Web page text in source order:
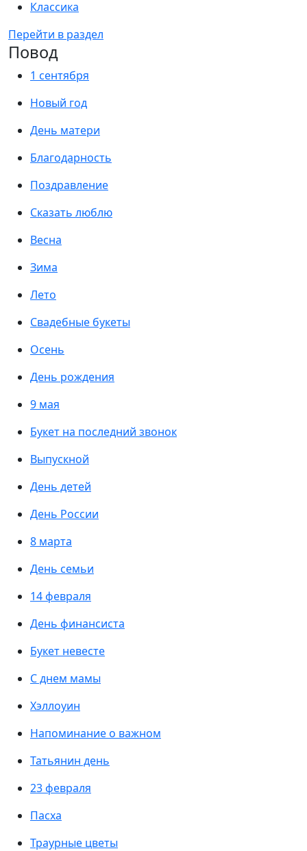
Классика
Перейти в раздел
Повод
1 сентября
Новый год
День матери
Благодарность
Поздравление
Сказать люблю
Весна
Зима
Лето
Свадебные букеты
Осень
День рождения
9 мая
Букет на последний звонок
Выпускной
День детей
День России
8 марта
День семьи
14 февраля
День финансиста
Букет невесте
С днем мамы
Хэллоуин
Напоминание о важном
Татьянин день
23 февраля
Пасха
Траурные цветы